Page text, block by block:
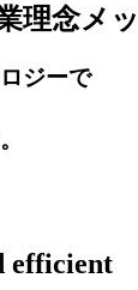
理念メ
ジーで
efficient